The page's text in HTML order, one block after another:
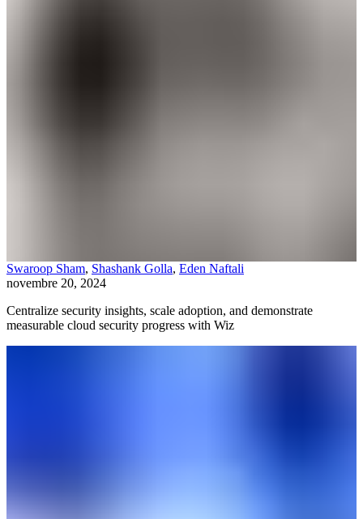
Swaroop Sham, Shashank Golla, Eden Naftali
novembre 20, 2024
Centralize security insights, scale adoption, and demonstrate
measurable cloud security progress with Wiz